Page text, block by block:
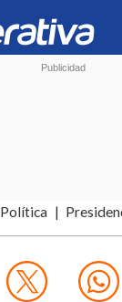
Política